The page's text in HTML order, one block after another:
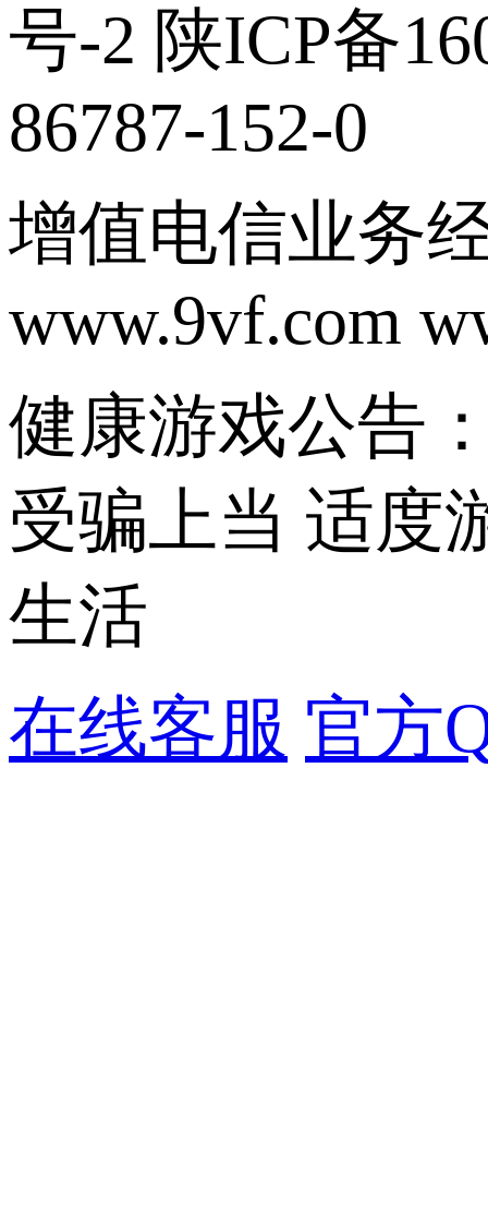
号-2 陕ICP备
86787-152-0
增值电信业务
www.9vf.com
健康游戏公告
受骗上当 适度
生活
在线客服 官方